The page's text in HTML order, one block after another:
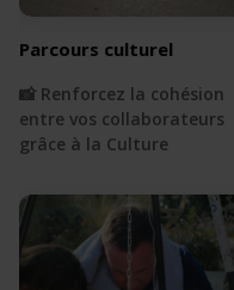
Parcours culturel
📸 Renforcez la cohésion
entre vos collaborateurs
grâce à la Culture